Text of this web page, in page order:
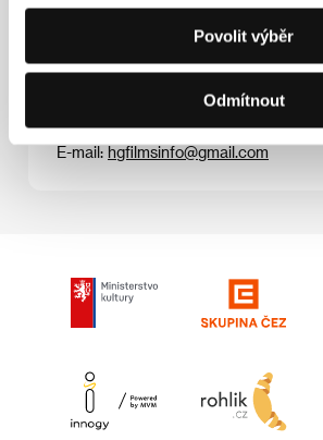
Povolit výběr
Odmítnout
Kontakty
Homegreen Films Co.
No. 146, Changchun Rd., Xindian
Tel: +886 222 171 028
E-mail: hgfilmsinfo@gmail.com